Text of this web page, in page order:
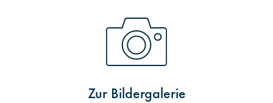
Zur Bildergalerie